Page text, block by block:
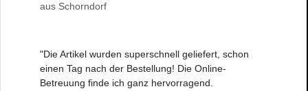
aus Schorndorf
"Die Artikel wurden superschnell geliefert, schon
einen Tag nach der Bestellung! Die Online-
Betreuung finde ich ganz hervorragend.